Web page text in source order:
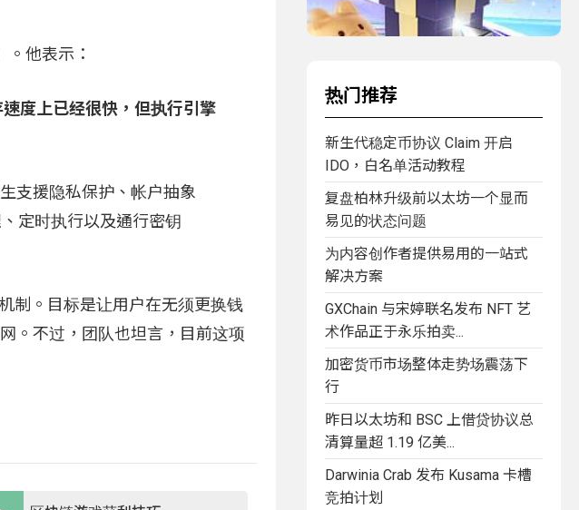
他表示：
度上已经很快，但执行引擎
支援隐私保护、帐户抽象
定时执行以及通行密钥
制。目标是让用户在无须更换钱
。不过，团队也坦言，目前这项
热门推荐
新生代稳定币协议 Claim 开启
IDO，白名单活动教程
复盘柏林升级前以太坊一个显而
易见的状态问题
为内容创作者提供易用的一站式
解决方案
GXChain 与宋婷联名发布 NFT 艺
术作品正于永乐拍卖...
加密货币市场整体走势场震荡下
行
昨日以太坊和 BSC 上借贷协议总
清算量超 1.19 亿美...
Darwinia Crab 发布 Kusama 卡槽
竞拍计划